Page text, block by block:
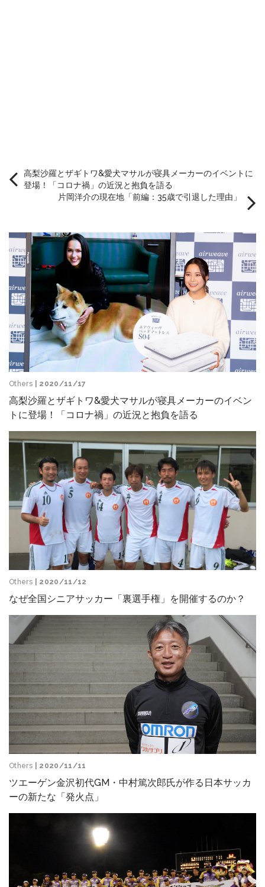
高梨沙羅とザギトワ&愛犬マサルが寝具メーカーのイベントに
登場！「コロナ禍」の近況と抱負を語る
片岡洋介の現在地「前編：35歳で引退した理由」
Others | 2020/11/17
高梨沙羅とザギトワ&愛犬マサルが寝具メーカーのイベン
トに登場！「コロナ禍」の近況と抱負を語る
Others | 2020/11/12
なぜ全国シニアサッカー「裏選手権」を開催するのか？
Others | 2020/11/11
ツエーゲン金沢初代GM・中村篤次郎氏が作る日本サッカ
ーの新たな「発火点」